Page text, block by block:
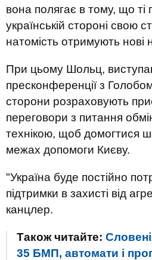
вона полягає в тому, що ті
українській стороні свою
натомість отримують нові
При цьому Шольц,
пресконференції з
сторони розраховують
переговори з питання
технікою, щоб домогтися
межах допомоги Києву.
"Україна буде постійно
підтримки в захисті від
канцлер.
Також читайте:
35 БМП, автомати і